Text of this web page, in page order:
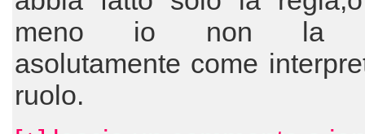
meno io non la
asolutamente come
ruolo.